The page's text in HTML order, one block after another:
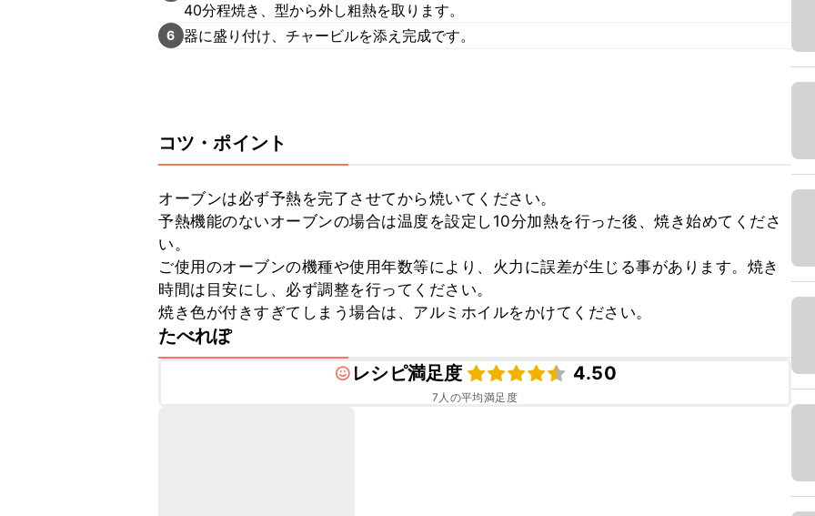
40分程焼き、型から外し粗熱を取ります。
6 器に盛り付け、チャービルを添え完成です。
コツ・ポイント
オーブンは必ず予熱を完了させてから焼いてください。
予熱機能のないオーブンの場合は温度を設定し10分加熱を行った後、焼き始めてくださ
い。
ご使用のオーブンの機種や使用年数等により、火力に誤差が生じる事があります。焼き
時間は目安にし、必ず調整を行ってください。
焼き色が付きすぎてしまう場合は、アルミホイルをかけてください。
たべれぽ
レシピ満足度
4.50
7 人の平均満足度